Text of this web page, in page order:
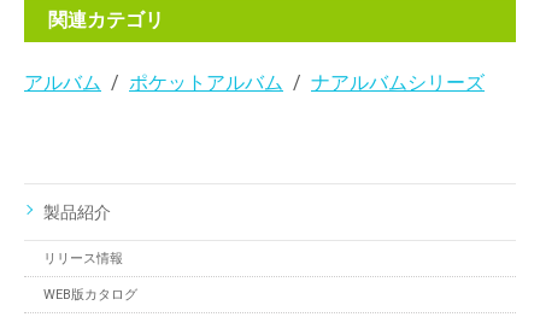
関連カテゴリ
アルバム ポケットアルバム ナアルバムシリーズ
製品紹介
リリース情報
WEB版カタログ